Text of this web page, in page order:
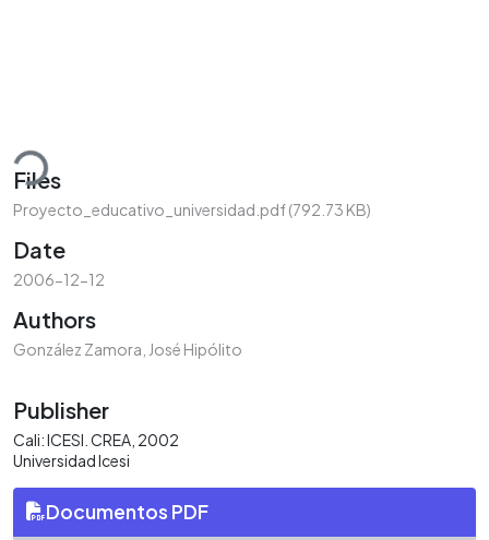
Files
Proyecto_educativo_universidad.pdf(792.73 KB)
Date
2006-12-12
Authors
González Zamora, José Hipólito
Publisher
Cali: ICESI. CREA, 2002
Universidad Icesi
Documentos PDF